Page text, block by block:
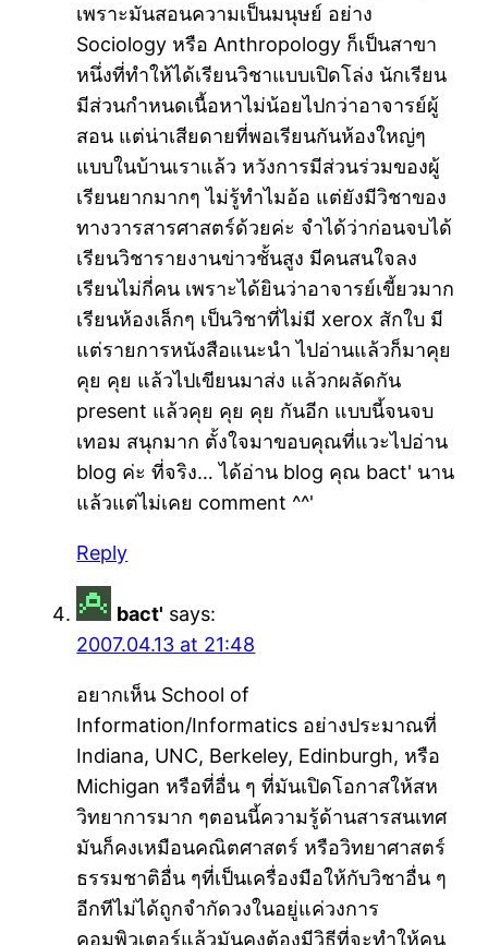
เพราะมันสอนความเป็นมนุษย์ อย่าง
Sociology หรือ Anthropology ก็เป็นสาขา
หนึ่งที่ทำให้ได้เรียนวิชาแบบเปิดโล่ง นักเรียน
มีส่วนกำหนดเนื้อหาไม่น้อยไปกว่าอาจารย์ผู้
สอน แต่น่าเสียดายที่พอเรียนกันห้องใหญ่ๆ
แบบในบ้านเราแล้ว หวังการมีส่วนร่วมของผู้
เรียนยากมากๆ ไม่รู้ทำไมอ้อ แต่ยังมีวิชาของ
ทางวารสารศาสตร์ด้วยค่ะ จำได้ว่าก่อนจบได้
เรียนวิชารายงานข่าวชั้นสูง มีคนสนใจลง
เรียนไม่กี่คน เพราะได้ยินว่าอาจารย์เขี้ยวมาก
เรียนห้องเล็กๆ เป็นวิชาที่ไม่มี xerox สักใบ มี
แต่รายการหนังสือแนะนำ ไปอ่านแล้วก็มาคุย
คุย คุย แล้วไปเขียนมาส่ง แล้วกผลัดกัน
present แล้วคุย คุย คุย กันอีก แบบนี้จนจบ
เทอม สนุกมาก ตั้งใจมาขอบคุณที่แวะไปอ่าน
blog ค่ะ ที่จริง… ได้อ่าน blog คุณ bact' นาน
แล้วแต่ไม่เคย comment ^^'
Reply
bact' says:
2007.04.13 at 21:48
อยากเห็น School of
Information/Informatics อย่างประมาณที่
Indiana, UNC, Berkeley, Edinburgh, หรือ
Michigan หรือที่อื่น ๆ ที่มันเปิดโอกาสให้สห
วิทยาการมาก ๆตอนนี้ความรู้ด้านสารสนเทศ
มันก็คงเหมือนคณิตศาสตร์ หรือวิทยาศาสตร์
ธรรมชาติอื่น ๆที่เป็นเครื่องมือให้กับวิชาอื่น ๆ
อีกทีไม่ได้ถูกจำกัดวงในอยู่แค่วงการ
คอมพิวเตอร์แล้วมันคงต้องมีวิธีที่จะทำให้คน